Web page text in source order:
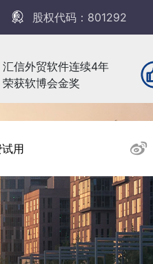
股权代码：801292
汇信外贸软件连续4年
荣获软博会金奖
用